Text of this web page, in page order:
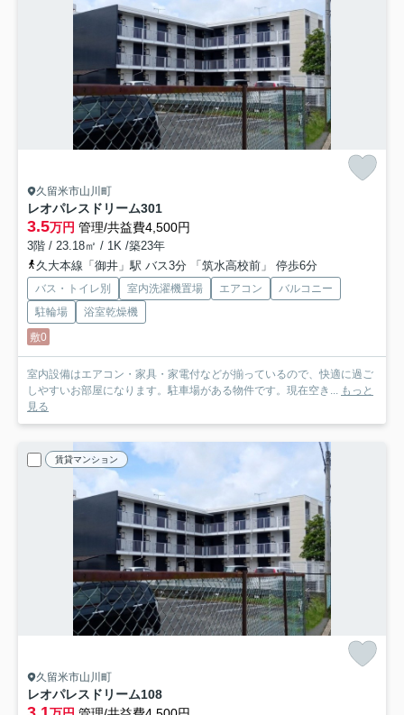
久留米市山川町
レオパレスドリーム301
3.5万円 管理/共益費4,500円
3階 / 23.18㎡ / 1K /築23年
久大本線「御井」駅 バス3分 「筑水高校前」 停歩6分
バス・トイレ別 室内洗濯機置場 エアコン
バルコニー
駐輪場
浴室乾燥機
敷0
室内設備はエアコン・家具・家電付などが揃っているので、快適に過ご
しやすいお部屋になります。駐車場がある物件です。現在空き...
もっと
見る
賃貸マンション
久留米市山川町
レオパレスドリーム108